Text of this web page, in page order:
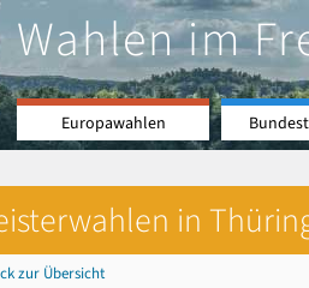
Wahlen im
Europawahlen
in
zur Übersicht